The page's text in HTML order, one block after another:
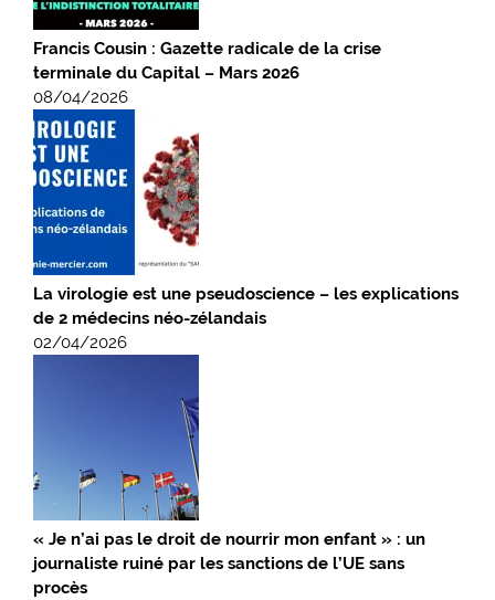
Francis Cousin : Gazette radicale de la crise
terminale du Capital – Mars 2026
08/04/2026
La virologie est une pseudoscience – les explications
de 2 médecins néo-zélandais
02/04/2026
« Je n’ai pas le droit de nourrir mon enfant » : un
journaliste ruiné par les sanctions de l’UE sans
procès